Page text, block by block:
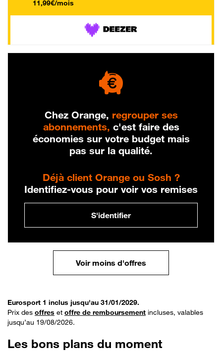
11,99€/mois
Chez Orange, regrouper ses
abonnements, c'est faire des
économies sur votre budget mais
pas sur la qualité.
Déjà client Orange ou Sosh ?
Identifiez-vous pour voir vos remises
S'identifier
Voir moins d'offres
Eurosport 1 inclus jusqu'au 31/01/2029.
Prix des offres et offre de remboursement incluses, valables
jusqu’au 19/08/2026.
Les bons plans du moment